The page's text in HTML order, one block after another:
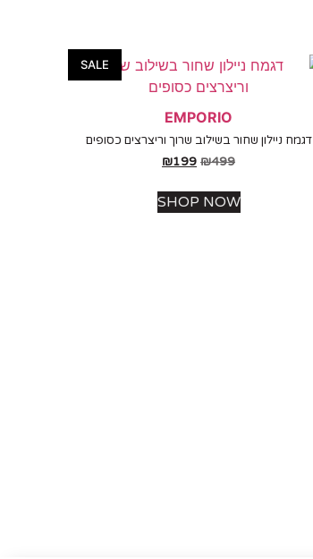
SALE
EMPORIO
דגמח ניילון שחור בשילוב שרוך וריצרצים כסופים
₪499
₪199
SHOP NOW